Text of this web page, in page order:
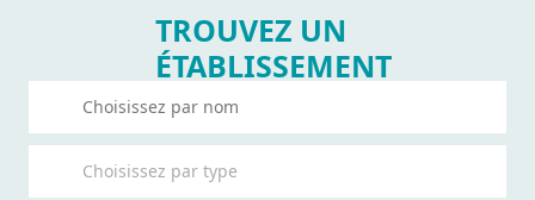
TROUVEZ UN
ÉTABLISSEMENT